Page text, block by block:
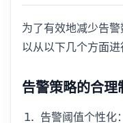
为了有效地减少告
以从以下几个方面进
告警策略的合理
告警阈值个性化